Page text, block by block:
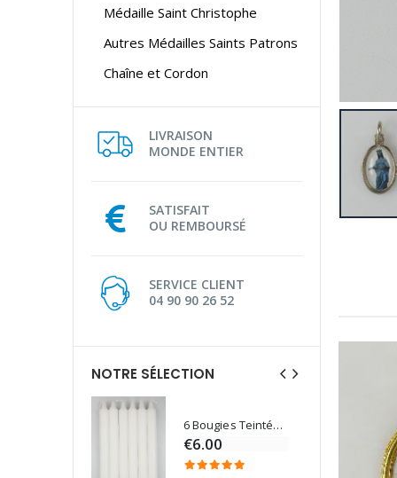
Médaille Saint Christophe
Autres Médailles Saints Patrons
Chaîne et Cordon
LIVRAISON
MONDE ENTIER
SATISFAIT
OU REMBOURSÉ
SERVICE CLIENT
04 90 90 26 52
NOTRE SÉLECTION
6 Bougies Teintées Masse Couleur Blanche
€6.00